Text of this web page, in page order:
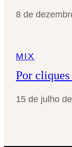
8 de
MIX
Por
15 de julho